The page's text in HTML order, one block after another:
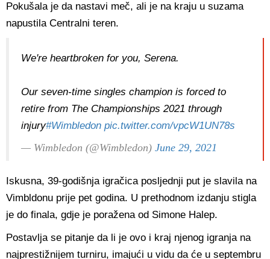
Pokušala je da nastavi meč, ali je na kraju u suzama
napustila Centralni teren.
We're heartbroken for you, Serena.
Our seven-time singles champion is forced to
retire from The Championships 2021 through
injury#Wimbledon pic.twitter.com/vpcW1UN78s
— Wimbledon (@Wimbledon) June 29, 2021
Iskusna, 39-godišnja igračica posljednji put je slavila na
Vimbldonu prije pet godina. U prethodnom izdanju stigla
je do finala, gdje je poražena od Simone Halep.
Postavlja se pitanje da li je ovo i kraj njenog igranja na
najprestižnijem turniru, imajući u vidu da će u septembru